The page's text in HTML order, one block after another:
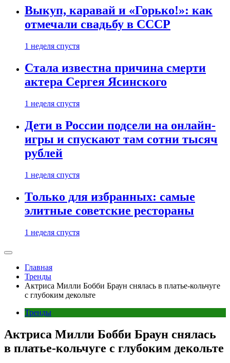
Выкуп, каравай и «Горько!»: как
отмечали свадьбу в СССР
1 неделя спустя
Стала известна причина смерти
актера Сергея Ясинского
1 неделя спустя
Дети в России подсели на онлайн-
игры и спускают там сотни тысяч
рублей
1 неделя спустя
Только для избранных: самые
элитные советские рестораны
1 неделя спустя
Главная
Тренды
Актриса Милли Бобби Браун снялась в платье-кольчуге
с глубоким декольте
Тренды
Актриса Милли Бобби Браун снялась
в платье-кольчуге с глубоким декольте